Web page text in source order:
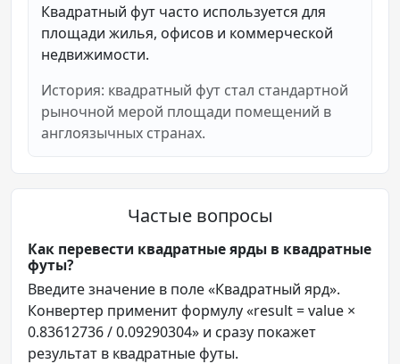
Квадратный фут часто используется для
площади жилья, офисов и коммерческой
недвижимости.
История: квадратный фут стал стандартной
рыночной мерой площади помещений в
англоязычных странах.
Частые вопросы
Как перевести квадратные ярды в квадратные
футы?
Введите значение в поле «Квадратный ярд».
Конвертер применит формулу «result = value ×
0.83612736 / 0.09290304» и сразу покажет
результат в квадратные футы.